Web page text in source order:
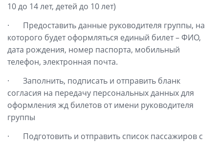
10 до 14 лет, детей до 10 лет)
· Предоставить данные руководителя группы, на
которого будет оформляться единый билет – ФИО,
дата рождения, номер паспорта, мобильный
телефон, электронная почта.
· Заполнить, подписать и отправить бланк
согласия на передачу персональных данных для
оформления жд билетов от имени руководителя
группы
· Подготовить и отправить список пассажиров с